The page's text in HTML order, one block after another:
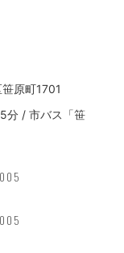
原町1701
分 / 市バス「笹